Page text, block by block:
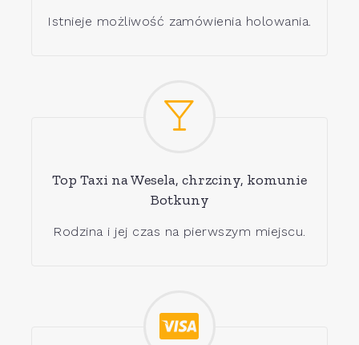
Istnieje możliwość zamówienia holowania.
Top Taxi na Wesela, chrzciny, komunie
Botkuny
Rodzina i jej czas na pierwszym miejscu.